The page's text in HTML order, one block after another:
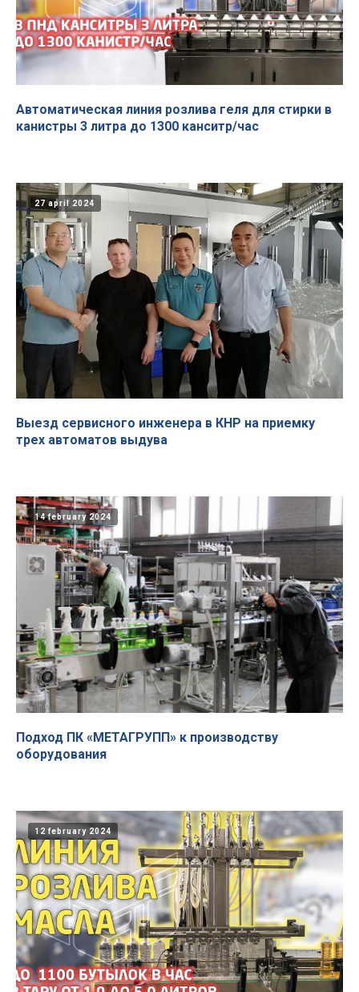
Автоматическая линия розлива геля для стирки в
канистры 3 литра до 1300 канситр/час
27 april 2024
Выезд сервисного инженера в КНР на приемку
трех автоматов выдува
14 february 2024
Подход ПК «МЕТАГРУПП» к производству
оборудования
12 february 2024